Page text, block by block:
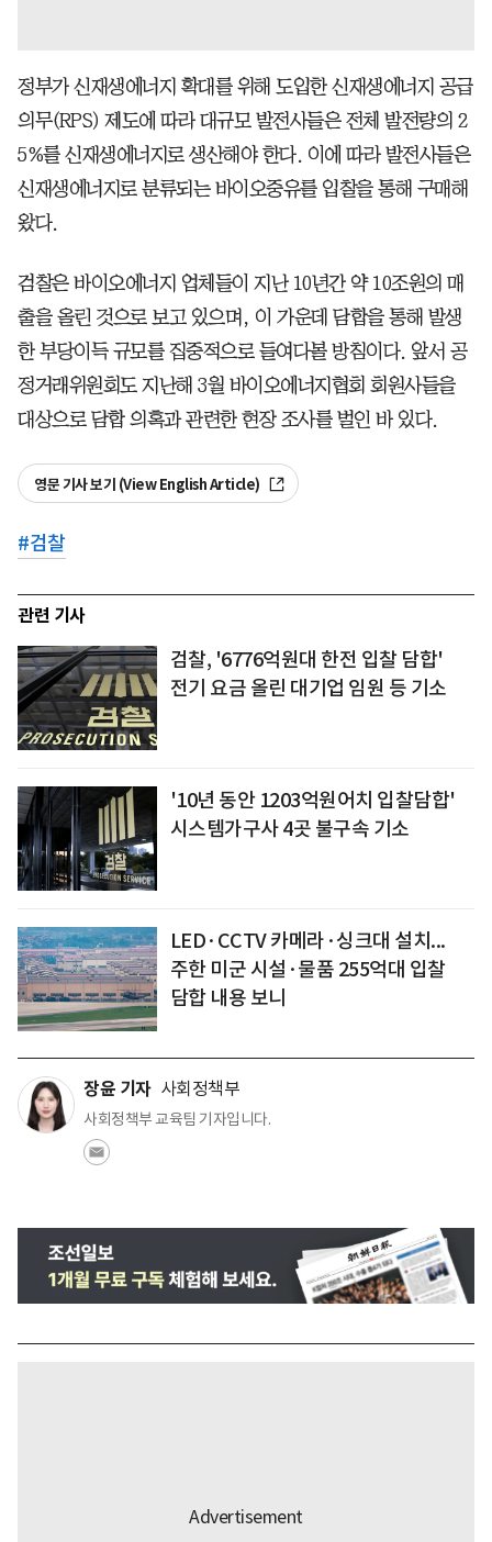
정부가 신재생에너지 확대를 위해 도입한 신재생에너지 공급
의무(RPS) 제도에 따라 대규모 발전사들은 전체 발전량의 2
5%를 신재생에너지로 생산해야 한다. 이에 따라 발전사들은
신재생에너지로 분류되는 바이오중유를 입찰을 통해 구매해
왔다.
검찰은 바이오에너지 업체들이 지난 10년간 약 10조원의 매
출을 올린 것으로 보고 있으며, 이 가운데 담합을 통해 발생
한 부당이득 규모를 집중적으로 들여다볼 방침이다. 앞서 공
정거래위원회도 지난해 3월 바이오에너지협회 회원사들을
대상으로 담합 의혹과 관련한 현장 조사를 벌인 바 있다.
영문 기사 보기 (View English Article)
#검찰
관련 기사
검찰, '6776억원대 한전 입찰 담합'
전기 요금 올린 대기업 임원 등 기소
'10년 동안 1203억원어치 입찰담합'
시스템가구사 4곳 불구속 기소
LED·CCTV 카메라·싱크대 설치...
주한 미군 시설·물품 255억대 입찰
담합 내용 보니
장윤 기자 사회정책부
사회정책부 교육팀 기자입니다.